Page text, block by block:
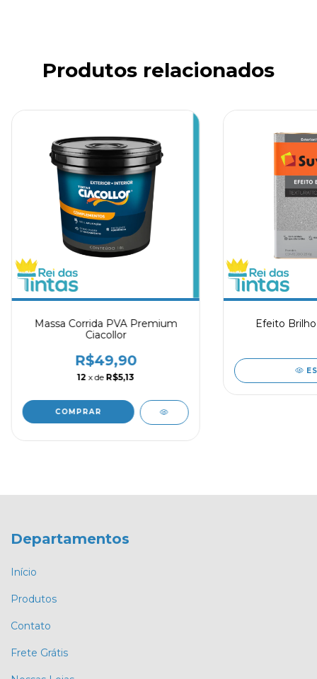
Produtos relacionados
Massa Corrida PVA Premium
Ciacollor
R$49,90
12 x de R$5,13
COMPRAR
Efeito
Departamentos
Início
Produtos
Contato
Frete Grátis